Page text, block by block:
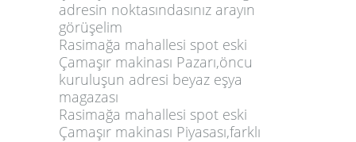
adresin noktasındasınız arayın
görüşelim
Rasimağa mahallesi spot eski
Çamaşır makinası Pazarı,öncu
kuruluşun adresi beyaz eşya
magazası
Rasimağa mahallesi spot eski
Çamaşır makinası Piyasası,farklı